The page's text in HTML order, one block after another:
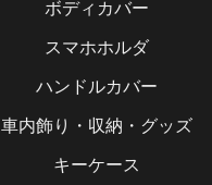
ボディカバー
スマホホルダ
ハンドルカバー
車内飾り・収納・グッズ
キーケース